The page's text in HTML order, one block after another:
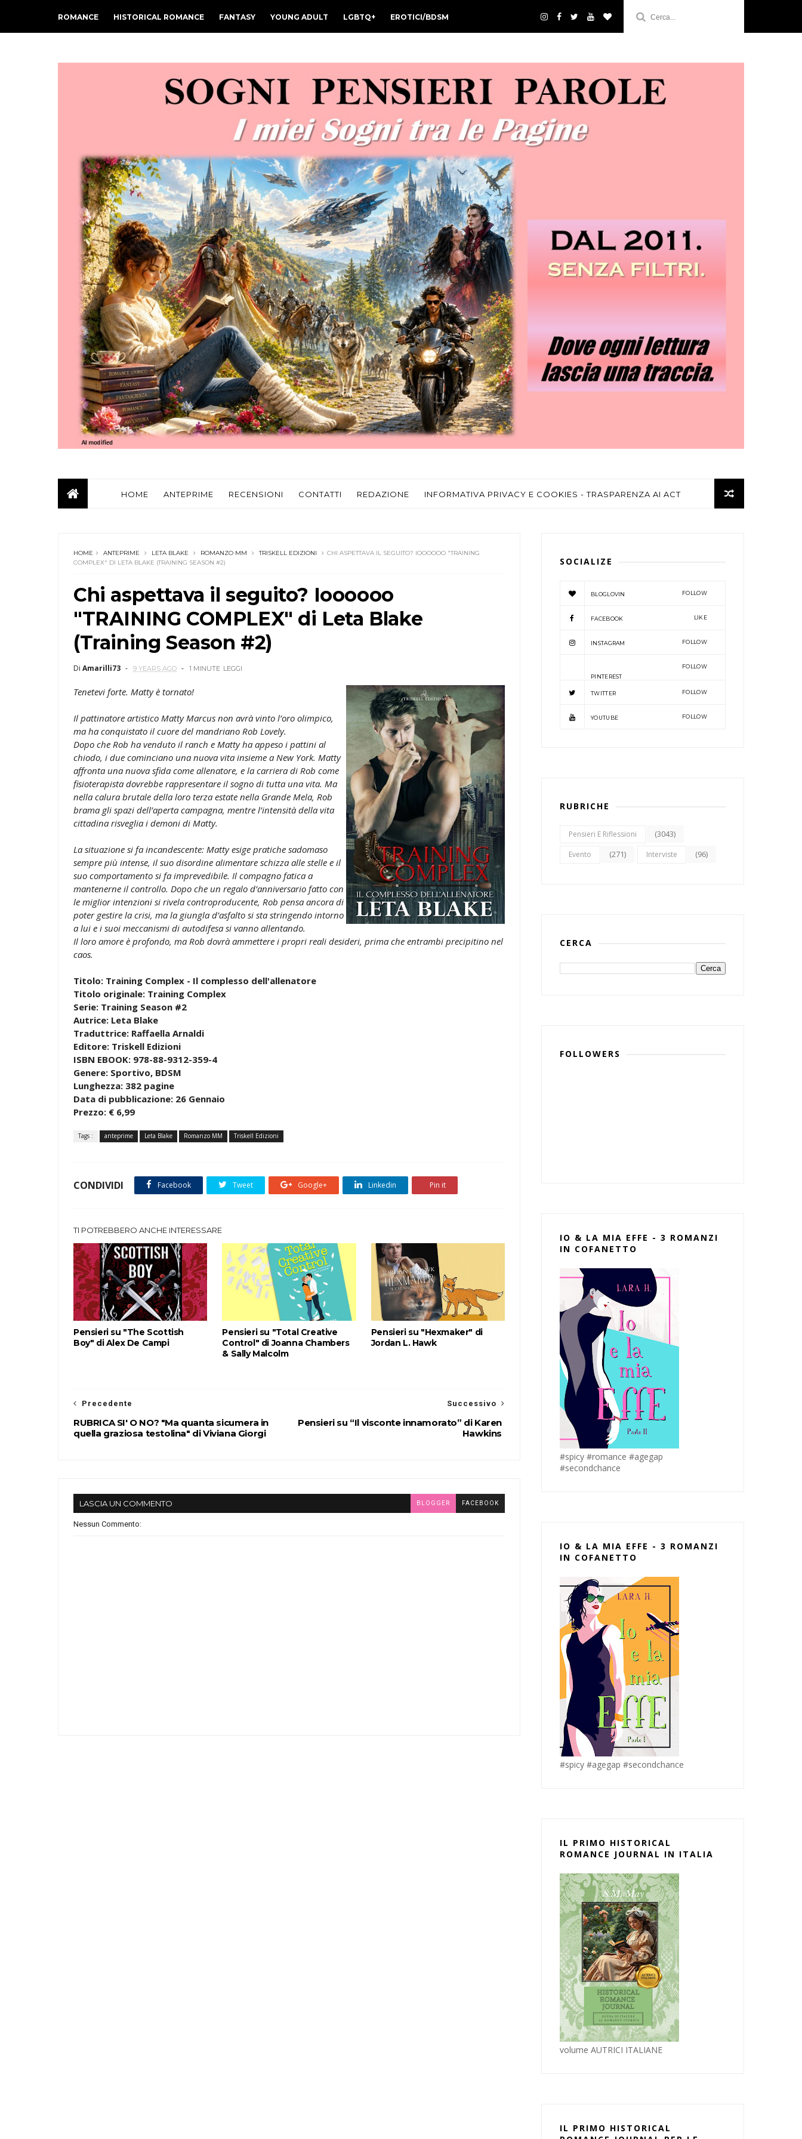
ROMANCE HISTORICAL ROMANCE FANTASY YOUNG ADULT LGBTQ+ EROTICI/BDSM
HOME ANTEPRIME RECENSIONI CONTATTI REDAZIONE INFORMATIVA PRIVACY E COOKIES - TRASPARENZA AI ACT
HOME ANTEPRIME LETA BLAKE ROMANZO MM TRISKELL EDIZIONI
CHI ASPETTAVA IL SEGUITO? IOOOOOO "TRAINING
COMPLEX" DI LETA BLAKE (TRAINING SEASON #2)
Chi aspettava il seguito? Ioooooo
"TRAINING COMPLEX" di Leta Blake
(Training Season #2)
Di Amarilli73 9 YEARS AGO 1 MINUTE LEGGI
Tenetevi forte. Matty è tornato!
Il pattinatore artistico Matty Marcus non avrà vinto l’oro olimpico,
ma ha conquistato il cuore del mandriano Rob Lovely.
Dopo che Rob ha venduto il ranch e Matty ha appeso i pattini al
chiodo, i due cominciano una nuova vita insieme a New York. Matty
affronta una nuova sfida come allenatore, e la carriera di Rob come
fisioterapista dovrebbe rappresentare il sogno di tutta una vita. Ma
nella calura brutale della loro terza estate nella Grande Mela, Rob
brama gli spazi dell’aperta campagna, mentre l’intensità della vita
cittadina risveglia i demoni di Matty.
La situazione si fa incandescente: Matty esige pratiche sadomaso
sempre più intense, il suo disordine alimentare schizza alle stelle e il
suo comportamento si fa imprevedibile. Il compagno fatica a
mantenerne il controllo. Dopo che un regalo d’anniversario fatto con
le miglior intenzioni si rivela controproducente, Rob pensa ancora di
poter gestire la crisi, ma la giungla d’asfalto si sta stringendo intorno
a lui e i suoi meccanismi di autodifesa si vanno allentando.
Il loro amore è profondo, ma Rob dovrà ammettere i propri reali desideri, prima che entrambi precipitino nel
caos.
Titolo: Training Complex - Il complesso dell'allenatore
Titolo originale: Training Complex
Serie: Training Season #2
Autrice: Leta Blake
Traduttrice: Raffaella Arnaldi
Editore: Triskell Edizioni
ISBN EBOOK: 978-88-9312-359-4
Genere: Sportivo, BDSM
Lunghezza: 382 pagine
Data di pubblicazione: 26 Gennaio
Prezzo: € 6,99
Tags : anteprime Leta Blake Romanzo MM Triskell Edizioni
CONDIVIDI Facebook Tweet Google+ Linkedin Pin it
TI POTREBBERO ANCHE INTERESSARE
Pensieri su "The Scottish
Boy" di Alex De Campi
Pensieri su "Total Creative
Control" di Joanna Chambers
& Sally Malcolm
Pensieri su "Hexmaker" di
Jordan L. Hawk
Successivo
Pensieri su “Il visconte innamorato” di Karen
Hawkins
Precedente
RUBRICA SI' O NO? "Ma quanta sicumera in
quella graziosa testolina" di Viviana Giorgi
LASCIA UN COMMENTO BLOGGER FACEBOOK
Nessun Commento:
SOCIALIZE
BLOGLOVIN FOLLOW
FACEBOOK LIKE
INSTAGRAM FOLLOW
PINTEREST
FOLLOW
TWITTER FOLLOW
YOUTUBE FOLLOW
RUBRICHE
Pensieri E Riflessioni (3043)
Evento (271) Interviste (96)
CERCA
FOLLOWERS
IO & LA MIA EFFE - 3 ROMANZI
IN COFANETTO
#spicy #romance #agegap
#secondchance
IO & LA MIA EFFE - 3 ROMANZI
IN COFANETTO
#spicy #agegap #secondchance
IL PRIMO HISTORICAL
ROMANCE JOURNAL IN ITALIA
volume AUTRICI ITALIANE
IL PRIMO HISTORICAL